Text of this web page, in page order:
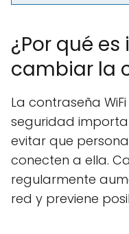
¿Por qué
cambiar la
La contraseña
seguridad
evitar que
conecten a ella.
regularmente
red y previene